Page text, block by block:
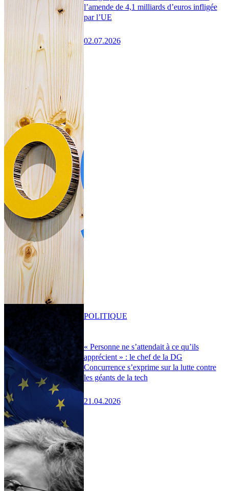
l’amende de 4,1 milliards d’euros infligée
par l’UE
02.07.2026
« Personne ne s’attendait à ce qu’ils
apprécient » : le chef de la DG
Concurrence s’exprime sur la lutte contre
les géants de la tech
21.04.2026
POLITIQUE